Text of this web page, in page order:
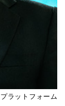
ラットフォーム